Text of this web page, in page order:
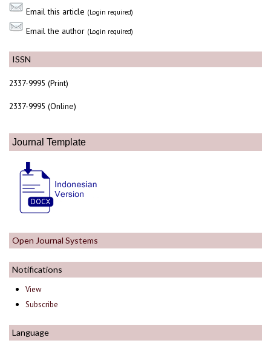
ISSN
2337-9995 (Print)
2337-9995 (Online)
Journal Template
Open Journal Systems
Notifications
View
Subscribe
Language
Email this article (Login required)
Email the author (Login required)